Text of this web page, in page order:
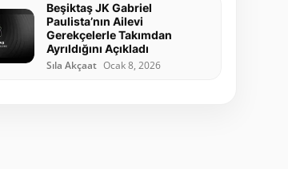
Beşiktaş JK Gabriel
Paulista’nın Ailevi
Gerekçelerle Takımdan
Ayrıldığını Açıkladı
Sıla Akçaat Ocak 8, 2026